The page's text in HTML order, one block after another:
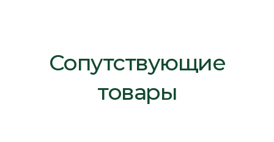
Сопутствующие
товары